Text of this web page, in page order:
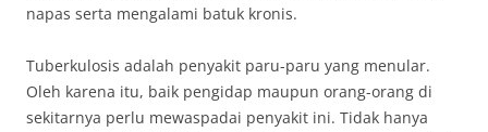
napas serta mengalami batuk kronis.
Tuberkulosis adalah penyakit paru-paru yang menular.
Oleh karena itu, baik pengidap maupun orang-orang di
sekitarnya perlu mewaspadai penyakit ini. Tidak hanya